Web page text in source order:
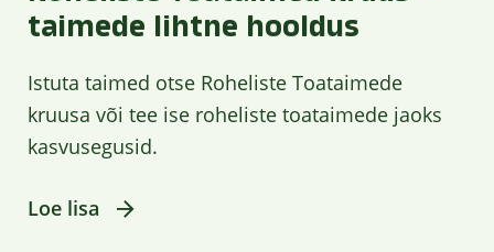
taimede lihtne hooldus
Istuta taimed otse Roheliste Toataimede
kruusa või tee ise roheliste toataimede jaoks
kasvusegusid.
Loe lisa